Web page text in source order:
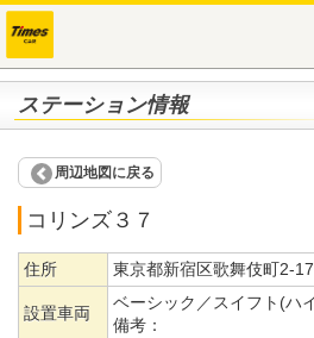
ステーション情報
周辺地図に戻る
コリンズ３７
住所 東京都新宿区歌舞伎町2-17
設置車両
ベーシック／スイフト(ハ
備考：